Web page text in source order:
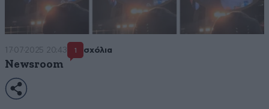
17·07·2025 20:43 1 σχόλια
Newsroom